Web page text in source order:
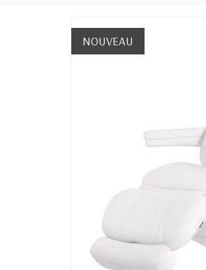
NOUVEAU